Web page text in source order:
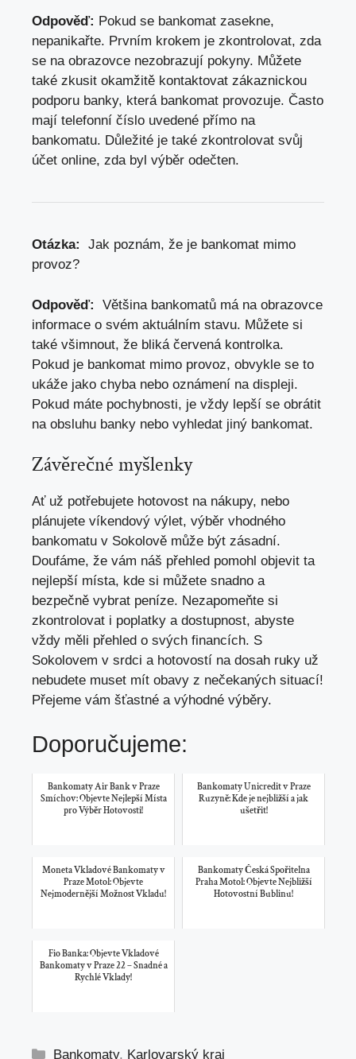
Odpověď: Pokud ‍se bankomat zasekne,
nepanikařte. Prvním krokem je ⁢zkontrolovat, zda
⁤se na obrazovce nezobrazují pokyny. Můžete
také ⁣zkusit ⁣okamžitě kontaktovat zákaznickou
podporu ‍banky, která bankomat provozuje. ‌Často
mají telefonní číslo​ uvedené přímo na
bankomatu.⁤ Důležité⁢ je také ⁢zkontrolovat svůj
účet⁤ online, zda byl ⁤výběr odečten.
Otázka:
‌ Jak poznám, že je bankomat mimo
provoz?
Odpověď:
⁢ Většina bankomatů‌ má na obrazovce
informace o svém aktuálním stavu. Můžete si
také všimnout, že ‌bliká červená​ kontrolka.
Pokud je⁤ bankomat‍ mimo ‍provoz, obvykle se to
ukáže jako chyba nebo oznámení na displeji.
Pokud máte ‍pochybnosti, je vždy lepší se obrátit
⁢na obsluhu banky nebo vyhledat jiný⁢ bankomat.
Závěrečné myšlenky
Ať už potřebujete hotovost na nákupy,​ nebo​
plánujete víkendový výlet, výběr vhodného
‌bankomatu v Sokolově může být ⁢zásadní.
⁢Doufáme, že ⁢vám náš přehled pomohl ‌objevit ta
nejlepší místa, kde si můžete snadno ‌a
‍bezpečně‌ vybrat peníze. Nezapomeňte si
zkontrolovat i ⁤poplatky‍ a ⁤dostupnost, abyste
vždy měli​ přehled o svých financích. S‌
Sokolovem v srdci ‍a ⁣hotovostí na dosah ruky už
nebudete muset mít obavy z nečekaných situací!
Přejeme vám šťastné a výhodné výběry.
Doporučujeme:
Bankomaty Air Bank v Praze
Smíchov: Objevte Nejlepší Místa
pro Výběr Hotovosti!
Bankomaty Unicredit v Praze
Ruzyně: Kde je nejbližší a jak
ušetřit!
Moneta Vkladové Bankomaty v
Praze Motol: Objevte
Nejmodernější Možnost Vkladu!
Bankomaty Česká Spořitelna
Praha Motol: Objevte Nejbližší
Hotovostní Bublinu!
Fio Banka: Objevte Vkladové
Bankomaty v Praze 22 – Snadné a
Rychlé Vklady!
Rubriky
Bankomaty, Karlovarský kraj